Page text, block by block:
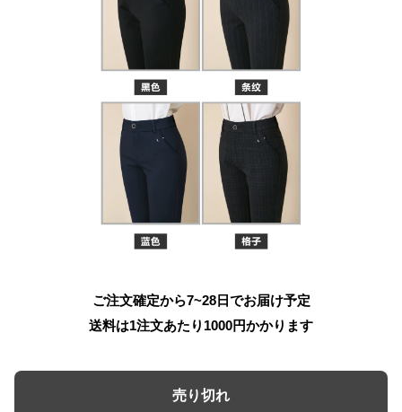
ご注文確定から7~28日でお届け予定
送料は1注文あたり 1000円かかります
売り切れ